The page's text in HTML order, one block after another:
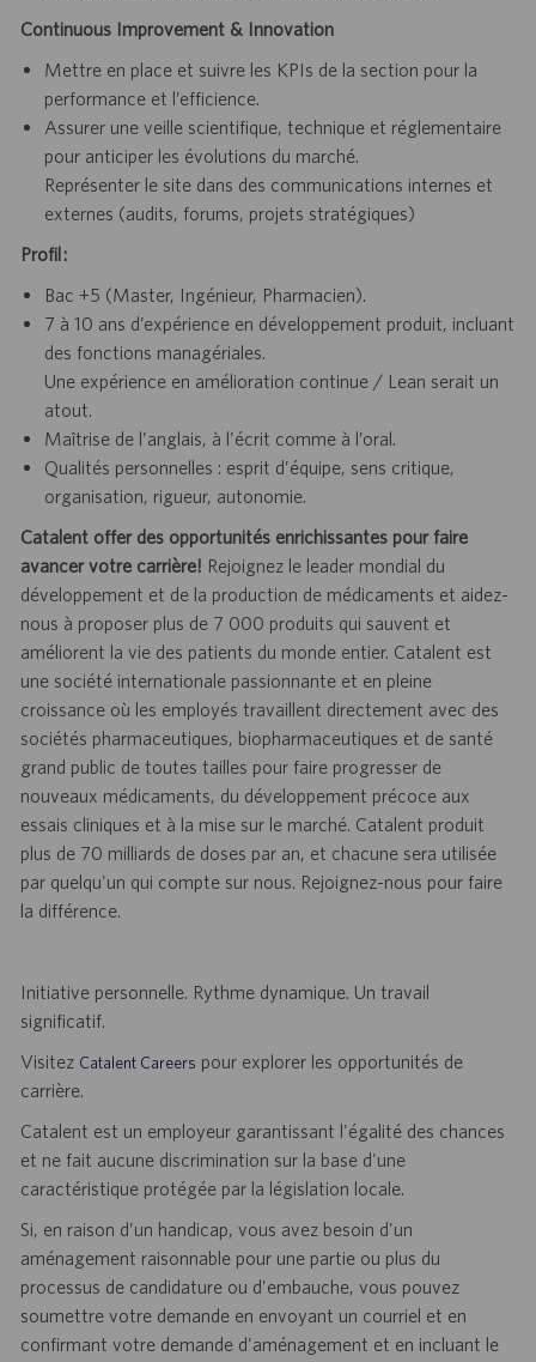
Continuous Improvement & Innovation
Mettre en place et suivre les KPIs de la section pour la
performance et l’efficience.
Assurer une veille scientifique, technique et réglementaire
pour anticiper les évolutions du marché.
Représenter le site dans des communications internes et
externes (audits, forums, projets stratégiques)
Profil :
Bac +5 (Master, Ingénieur, Pharmacien).
7 à 10 ans d’expérience en développement produit, incluant
des fonctions managériales.
Une expérience en amélioration continue / Lean serait un
atout.
Maîtrise de l’anglais, à l’écrit comme à l’oral.
Qualités personnelles : esprit d’équipe, sens critique,
organisation, rigueur, autonomie.
Catalent offer des opportunités enrichissantes pour faire
avancer votre carrière! Rejoignez le leader mondial du
développement et de la production de médicaments et aidez-
nous à proposer plus de 7 000 produits qui sauvent et
améliorent la vie des patients du monde entier. Catalent est
une société internationale passionnante et en pleine
croissance où les employés travaillent directement avec des
sociétés pharmaceutiques, biopharmaceutiques et de santé
grand public de toutes tailles pour faire progresser de
nouveaux médicaments, du développement précoce aux
essais cliniques et à la mise sur le marché. Catalent produit
plus de 70 milliards de doses par an, et chacune sera utilisée
par quelqu'un qui compte sur nous. Rejoignez-nous pour faire
la différence.
Initiative personnelle. Rythme dynamique. Un travail
significatif.
Visitez Catalent Careers pour explorer les opportunités de
carrière.
Catalent est un employeur garantissant l'égalité des chances
et ne fait aucune discrimination sur la base d'une
caractéristique protégée par la législation locale.
Si, en raison d’un handicap, vous avez besoin d'un
aménagement raisonnable pour une partie ou plus du
processus de candidature ou d'embauche, vous pouvez
soumettre votre demande en envoyant un courriel et en
confirmant votre demande d'aménagement et en incluant le